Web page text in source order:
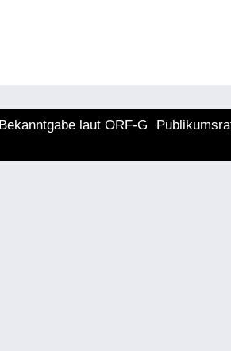
Bekanntgabe laut ORF-G